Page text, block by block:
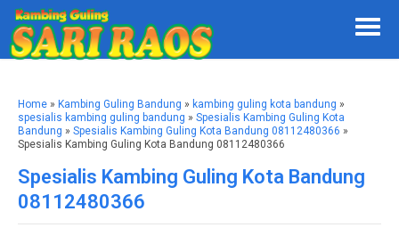
Home » Kambing Guling Bandung » kambing guling kota bandung »
spesialis kambing guling bandung » Spesialis Kambing Guling Kota
Bandung » Spesialis Kambing Guling Kota Bandung 08112480366 »
Spesialis Kambing Guling Kota Bandung 08112480366
Spesialis Kambing Guling Kota Bandung
08112480366